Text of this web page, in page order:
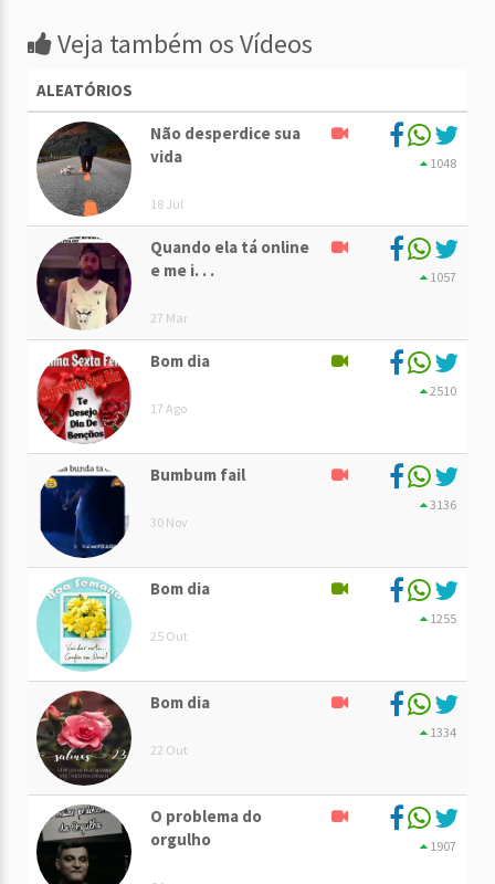
Veja também os Vídeos
ALEATÓRIOS
Não desperdice sua
vida
18 Jul
1048
Quando ela tá online
e me i. . .
27 Mar
1057
Bom dia
17 Ago
2510
Bumbum fail
30 Nov
3136
Bom dia
25 Out
1255
Bom dia
22 Out
1334
O problema do
orgulho
1907